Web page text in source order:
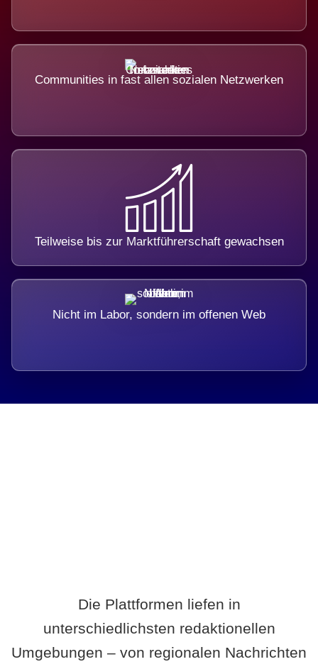
Communities in fast allen sozialen Netzwerken
Teilweise bis zur Marktführerschaft gewachsen
Nicht im Labor, sondern im offenen Web
Die Plattformen liefen in
unterschiedlichsten redaktionellen
Umgebungen – von regionalen Nachrichten